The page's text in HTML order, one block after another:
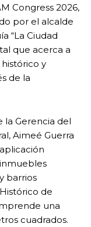
Congress 2026,
por el alcalde
“La Ciudad
que acerca a
y
de la
la Gerencia del
Aimeé Guerra
barrios
de
una
cuadrados.